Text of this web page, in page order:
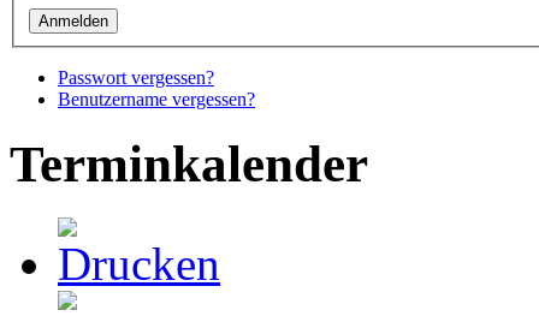
Passwort vergessen?
Benutzername vergessen?
Terminkalender